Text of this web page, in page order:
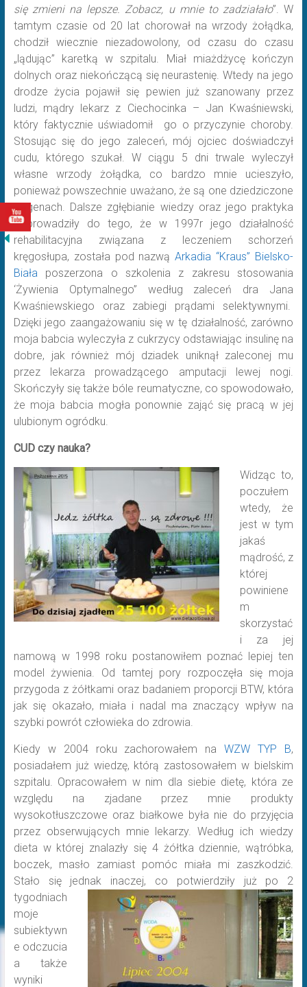
się zmieni na lepsze. Zobacz, u mnie to zadziałało”. W
tamtym czasie od 20 lat chorował na wrzody żołądka,
chodził wiecznie niezadowolony, od czasu do czasu
„lądując” karetką w szpitalu. Miał miażdżycę kończyn
dolnych oraz niekończącą się neurastenię. Wtedy na jego
drodze życia pojawił się pewien już szanowany przez
ludzi, mądry lekarz z Ciechocinka – Jan Kwaśniewski,
który faktycznie uświadomił go o przyczynie choroby.
Stosując się do jego zaleceń, mój ojciec doświadczył
cudu, którego szukał. W ciągu 5 dni trwale wyleczył
własne wrzody żołądka, co bardzo mnie ucieszyło,
ponieważ powszechnie uważano, że są one dziedziczone
w genach. Dalsze zgłębianie wiedzy oraz jego praktyka
doprowadziły do tego, że w 1997r jego działalność
rehabilitacyjna związana z leczeniem schorzeń
kręgosłupa, została pod nazwąArkadia “Kraus” Bielsko-
Białaposzerzona o szkolenia z zakresu stosowania
‘Żywienia Optymalnego” według zaleceń dra Jana
Kwaśniewskiego oraz zabiegi prądami selektywnymi.
Dzięki jego zaangażowaniu się w tę działalność, zarówno
moja babcia wyleczyła z cukrzycy odstawiając insulinę na
dobre, jak również mój dziadek uniknął zaleconej mu
przez lekarza prowadzącego amputacji lewej nogi.
Skończyły się także bóle reumatyczne, co spowodowało,
że moja babcia mogła ponownie zająć się pracą w jej
ulubionym ogródku.
CUD czy nauka?
Widząc to,
poczułem
wtedy, że
jest w tym
jakaś
mądrość, z
której
powiniene
m
skorzystać
i za jej
namową w 1998 roku postanowiłem poznać lepiej ten
model żywienia. Od tamtej pory rozpoczęła się moja
przygoda z żółtkami oraz badaniem proporcji BTW, która
jak się okazało, miała i nadal ma znaczący wpływ na
szybki powrót człowieka do zdrowia.
Kiedy w 2004 roku zachorowałem naWZW TYP B,
posiadałem już wiedzę, którą zastosowałem w bielskim
szpitalu. Opracowałem w nim dla siebie dietę, która ze
względu na zjadane przez mnie produkty
wysokotłuszczowe oraz białkowe była nie do przyjęcia
przez obserwujących mnie lekarzy. Według ich wiedzy
dieta w której znalazły się 4 żółtka dziennie, wątróbka,
boczek, masło zamiast pomóc miała mi zaszkodzić.
Stało się jednak inaczej, co potwierdziły już po 2
tygodniach
moje
subiektywn
e odczucia
a także
wyniki